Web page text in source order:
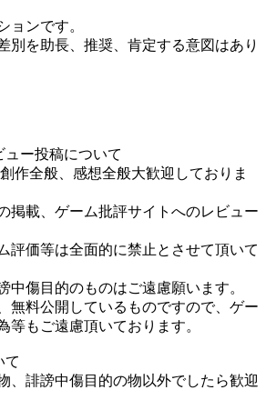
ョンです。
を助長、推奨、肯定する意図はあり
ー投稿について
作全般、感想全般大歓迎しておりま
掲載、ゲーム批評サイトへのレビュー
評価等は全面的に禁止とさせて頂いて
中傷目的のものはご遠慮願います。
無料公開しているものですので、ゲー
等もご遠慮頂いております。
て
、誹謗中傷目的の物以外でしたら歓迎